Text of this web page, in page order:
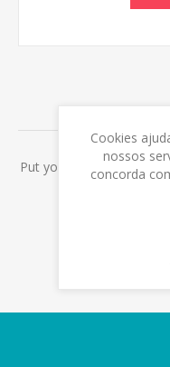
Put your login /
Cookies
nossos
concorda